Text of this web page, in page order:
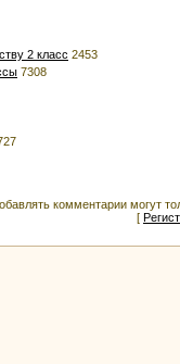
2 класс 2453
7308
комментарии могут
[